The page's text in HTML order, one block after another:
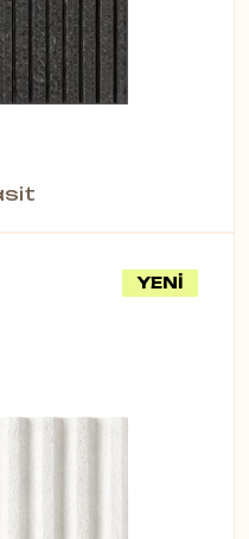
YENİ